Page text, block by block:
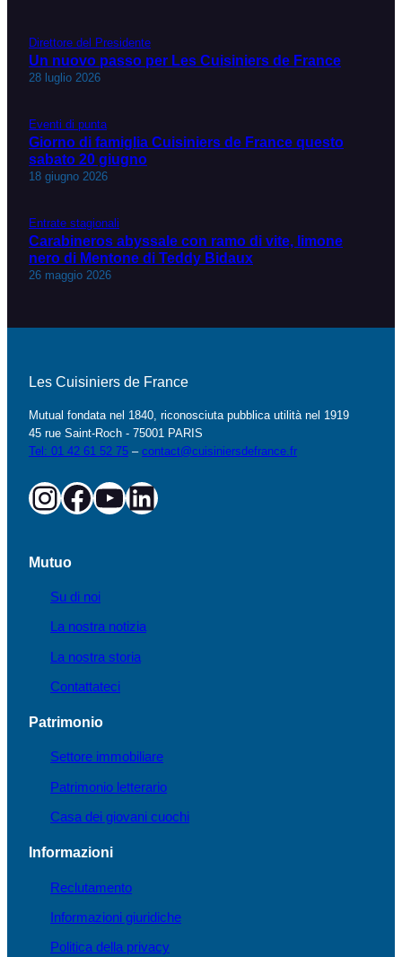
Direttore del Presidente
Un nuovo passo per Les Cuisiniers de France
28 luglio 2026
Eventi di punta
Giorno di famiglia Cuisiniers de France questo
sabato 20 giugno
18 giugno 2026
Entrate stagionali
Carabineros abyssale con ramo di vite, limone
nero di Mentone di Teddy Bidaux
26 maggio 2026
Les Cuisiniers de France
Mutual fondata nel 1840, riconosciuta pubblica utilità nel 1919
45 rue Saint-Roch - 75001 PARIS
Tel: 01 42 61 52 75 – contact@cuisiniersdefrance.fr
Instagram Facebook YouTube Linkedin
Mutuo
Su di noi
La nostra notizia
La nostra storia
Contattateci
Patrimonio
Settore immobiliare
Patrimonio letterario
Casa dei giovani cuochi
Informazioni
Reclutamento
Informazioni giuridiche
Politica della privacy